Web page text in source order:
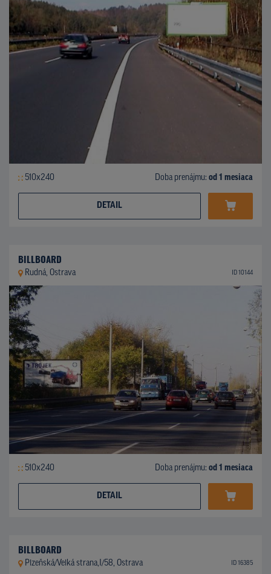
510x240 Doba prenájmu: od 1 mesiaca
DETAIL
BILLBOARD
Rudná, Ostrava ID 10144
510x240 Doba prenájmu: od 1 mesiaca
DETAIL
BILLBOARD
Plzeňská/Velká strana,I/58, Ostrava ID 16385